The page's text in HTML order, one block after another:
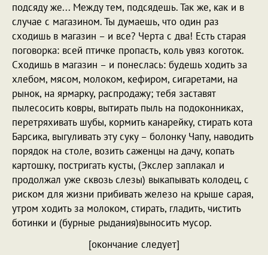
подсяду же... Между тем, подсядешь. Так же, как и в
случае с магазином. Ты думаешь, что один раз
сходишь в магазин – и все? Черта с два! Есть старая
поговорка: всей птичке пропасть, коль увяз коготок.
Сходишь в магазин – и понеслась: будешь ходить за
хлебом, мясом, молоком, кефиром, сигаретами, на
рынок, на ярмарку, распродажу; тебя заставят
пылесосить ковры, вытирать пыль на подоконниках,
перетряхивать шубы, кормить канарейку, стирать кота
Барсика, выгуливать эту суку – болонку Чапу, наводить
порядок на столе, возить саженцы на дачу, копать
картошку, постригать кусты, (Экслер заплакал и
продолжал уже сквозь слезы) выкапывать колодец, с
риском для жизни прибивать железо на крыше сарая,
утром ходить за молоком, стирать, гладить, чистить
ботинки и (бурные рыдания)выносить мусор.
[окончание следует]